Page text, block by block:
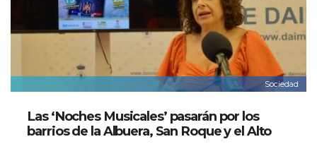
Sociedad
Las ‘Noches Musicales’ pasarán por los
barrios de la Albuera, San Roque y el Alto